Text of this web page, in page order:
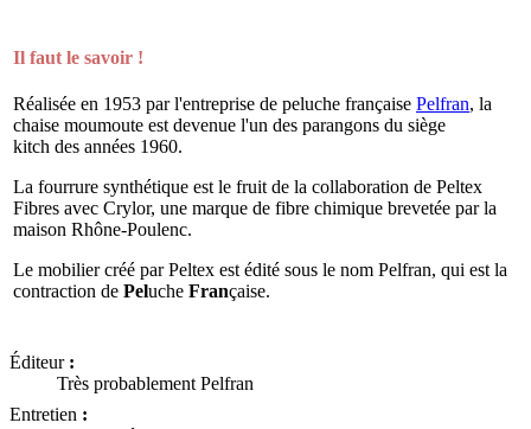
Il faut le savoir !
Réalisée en 1953 par l'entreprise de peluche française Pelfran, la
chaise moumoute est devenue l'un des parangons du siège
kitch des années 1960.
La fourrure synthétique est le fruit de la collaboration de Peltex
Fibres avec Crylor, une marque de fibre chimique brevetée par la
maison Rhône-Poulenc.
Le mobilier créé par Peltex est édité sous le nom Pelfran, qui est la
contraction de Peluche Française.
Éditeur :
Très probablement Pelfran
Entretien :